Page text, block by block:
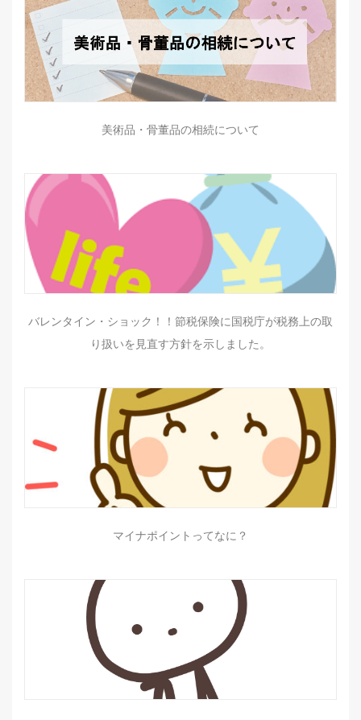
美術品・骨董品の相続について
バレンタイン・ショック！！節税保険に国税庁が税務上の取
り扱いを見直す方針を示しました。
マイナポイントってなに？